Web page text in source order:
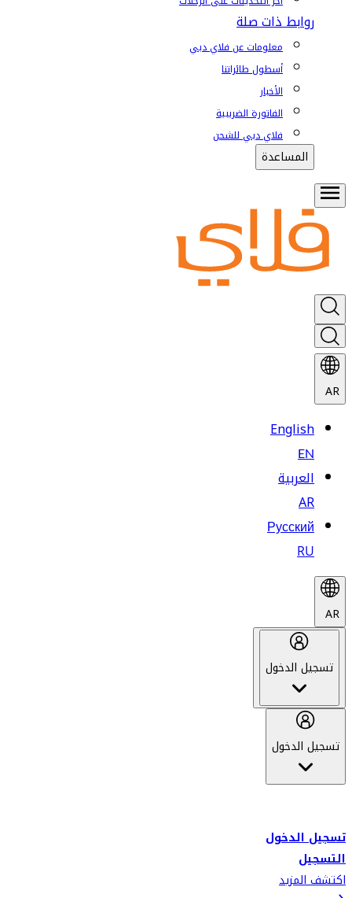
روابط ذات صلة
معلومات عن فلاي دبي
أسطول طائراتنا
الأخبار
الفاتورة الضريبية
فلاي دبي للشحن
المساعدة
AR
English
EN
العربية
AR
Русский
RU
AR
تسجيل الدخول
تسجيل الدخول
تسجيل الدخول
التسجيل
اكتشف المزيد